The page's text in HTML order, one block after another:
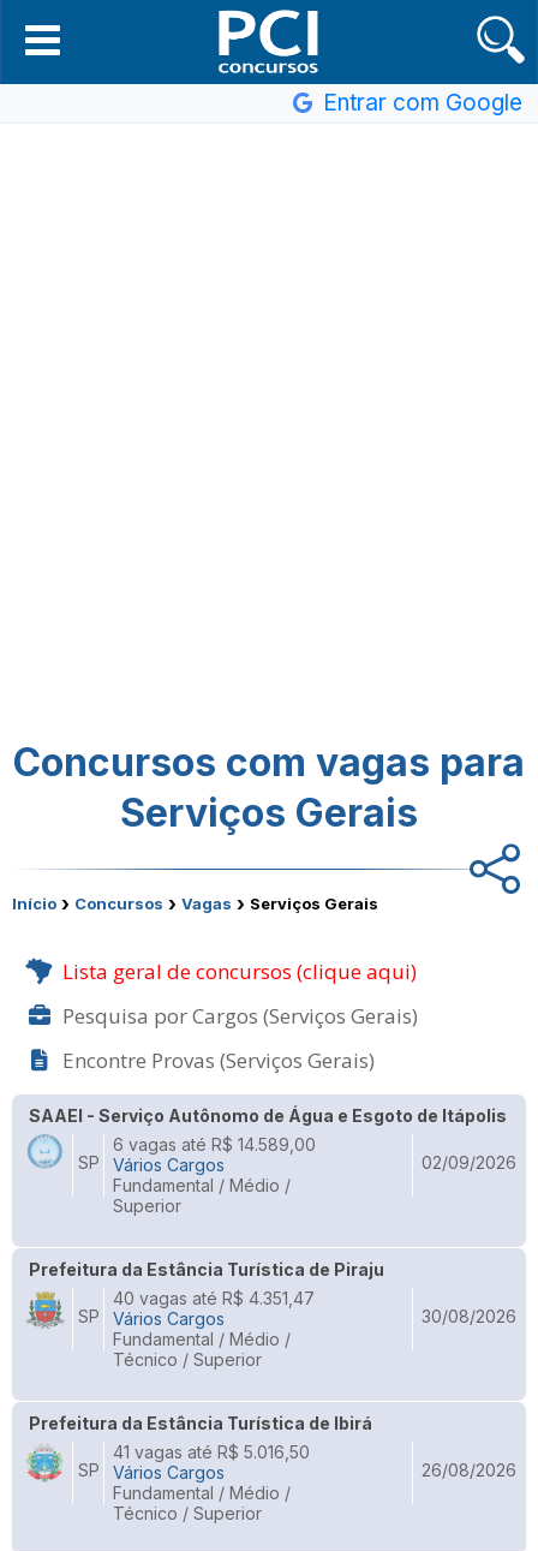
Entrar com Google
Concursos com vagas para
Serviços Gerais
Início › Concursos › Vagas › Serviços Gerais
Lista geral de concursos (clique aqui)
Pesquisa por Cargos (Serviços Gerais)
Encontre Provas (Serviços Gerais)
SAAEI - Serviço Autônomo de Água e Esgoto de Itápolis
SP
6 vagas até R$ 14.589,00
Vários Cargos
Fundamental / Médio /
Superior
02/09/2026
Prefeitura da Estância Turística de Piraju
SP
40 vagas até R$ 4.351,47
Vários Cargos
Fundamental / Médio /
Técnico / Superior
30/08/2026
Prefeitura da Estância Turística de Ibirá
SP
41 vagas até R$ 5.016,50
Vários Cargos
Fundamental / Médio /
Técnico / Superior
26/08/2026